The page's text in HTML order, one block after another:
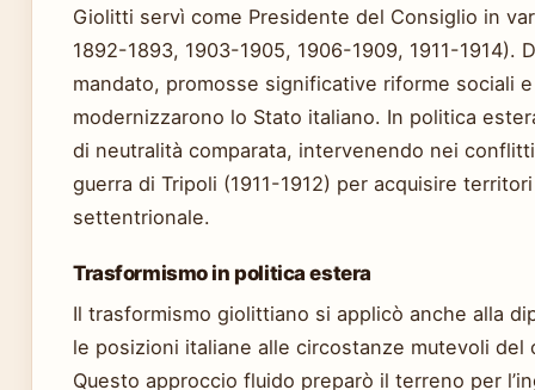
Giolitti servì come Presidente del Consiglio in
1892-1893, 1903-1905, 1906-1909, 1911-1914).
mandato, promosse significative riforme sociali
modernizzarono lo Stato italiano. In politica
di neutralità comparata, intervenendo nei
guerra di Tripoli (1911-1912) per acquisire
settentrionale.
Trasformismo in politica estera
Il trasformismo giolittiano si applicò anche alla
le posizioni italiane alle circostanze mutevoli del
Questo approccio fluido preparò il terreno per